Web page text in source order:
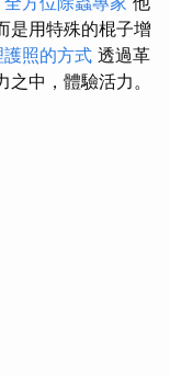
是用特殊的棍子增
照的方式 透過革
中，體驗活力。